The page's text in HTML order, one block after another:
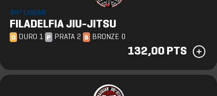
34º LUGAR
FILADELFIA JIU-JITSU
O OURO 1 P PRATA 2 B BRONZE 0
132,00 PTS